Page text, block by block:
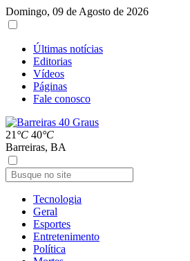
Domingo, 09 de Agosto de 2026
Últimas notícias
Editorias
Vídeos
Páginas
Fale conosco
21 °C 40°C
Barreiras, BA
Tecnologia
Geral
Esportes
Entretenimento
Política